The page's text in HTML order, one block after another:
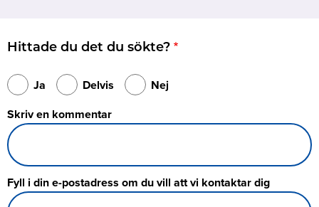
Hittade du det du sökte?
Ja Delvis
Nej
Skriv en kommentar
Fyll i din e-postadress om du vill att vi kontaktar dig